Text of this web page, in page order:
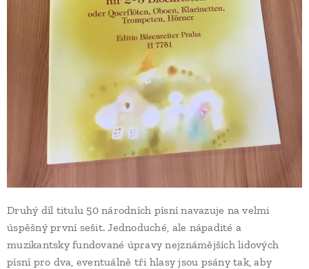
Druhý díl titulu 50 národních písní navazuje na velmi
úspěšný první sešit. Jednoduché, ale nápadité a
muzikantsky fundované úpravy nejznámějších lidových
písní pro dva, eventuálně tři hlasy jsou psány tak, aby